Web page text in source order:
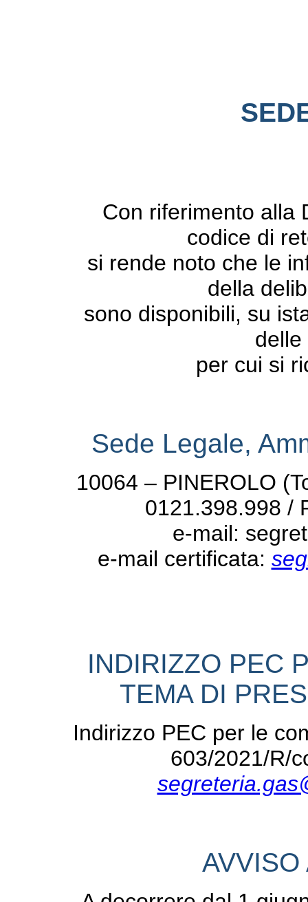
Con riferimento alla
codice di
si rende noto che le
della
sono disponibili, su
delle
per cui si
Sede Legale,
10064 – PINEROLO
0121.398.998 /
e-mail:
e-mail certificata:
INDIRIZZO PEC
TEMA DI
Indirizzo PEC per le
603/2021/R/